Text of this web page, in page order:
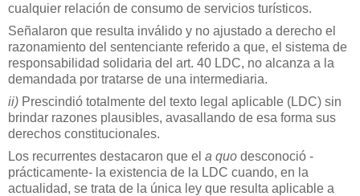
cualquier relación de consumo de servicios turísticos.
Señalaron que resulta inválido y no ajustado a derecho el
razonamiento del sentenciante referido a que, el sistema de
responsabilidad solidaria del art. 40 LDC, no alcanza a la
demandada por tratarse de una intermediaria.
ii) Prescindió totalmente del texto legal aplicable (LDC) sin
brindar razones plausibles, avasallando de esa forma sus
derechos constitucionales.
Los recurrentes destacaron que el a quo desconoció -
prácticamente- la existencia de la LDC cuando, en la
actualidad, se trata de la única ley que resulta aplicable a